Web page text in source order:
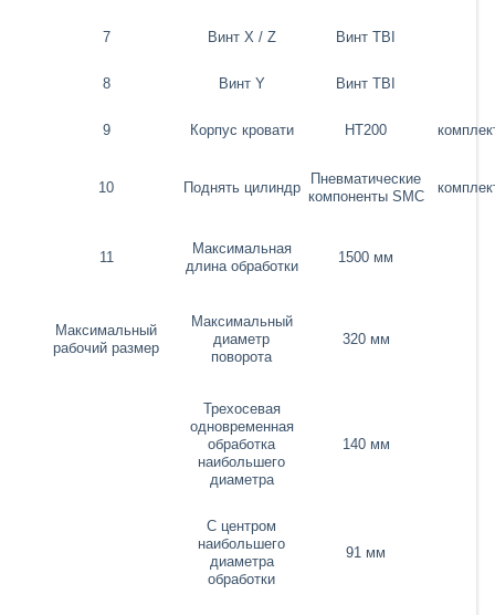
7 Винт X / Z Винт TBI
8 Винт Y Винт TBI
9 Корпус кровати HT200
10 Поднять цилиндр
Пневматические
компоненты SMC
11
Максимальная
длина обработки
1500 мм
Максимальный
рабочий размер
Максимальный
диаметр
поворота
320 мм
Трехосевая
одновременная
обработка
наибольшего
диаметра
140 мм
С центром
наибольшего
диаметра
обработки
91 мм